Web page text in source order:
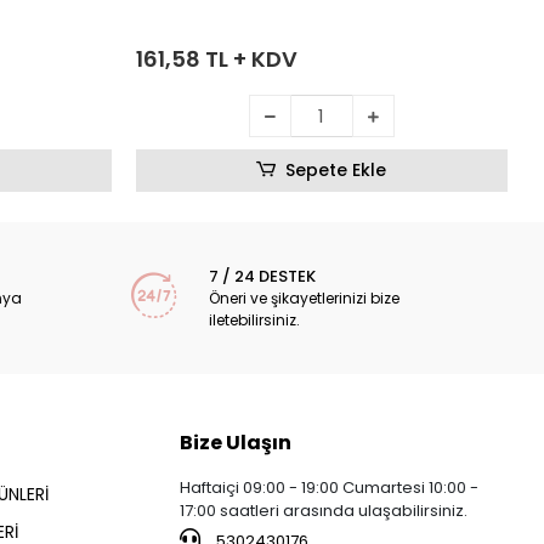
161,58 TL + KDV
Sepete Ekle
7 / 24 DESTEK
Öneri ve şikayetlerinizi bize
iletebilirsiniz.
Bize Ulaşın
Haftaiçi 09:00 - 19:00 Cumartesi 10:00 -
17:00 saatleri arasında ulaşabilirsiniz.